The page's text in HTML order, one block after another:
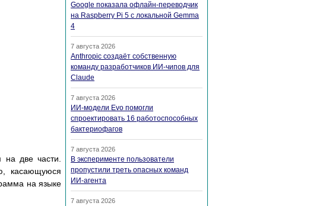
две части.
касающуюся
на языке
Google показала офлайн-переводчик
на Raspberry Pi 5 с локальной Gemma
4
7 августа 2026
Anthropic создаёт собственную
команду разработчиков ИИ-чипов для
Claude
7 августа 2026
ИИ-модели Evo помогли
спроектировать 16 работоспособных
бактериофагов
7 августа 2026
В эксперименте пользователи
пропустили треть опасных команд
ИИ-агента
7 августа 2026